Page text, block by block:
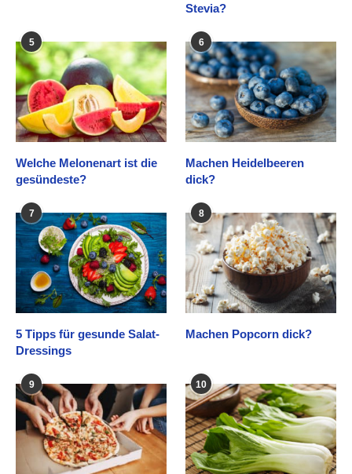
Stevia?
5
Welche Melonenart ist die
gesündeste?
6
Machen Heidelbeeren
dick?
7
5 Tipps für gesunde Salat-
Dressings
8
Machen Popcorn dick?
9 10